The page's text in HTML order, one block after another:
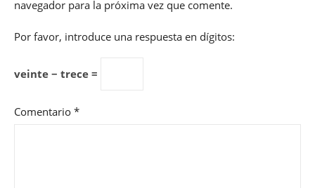
navegador para la próxima vez que comente.
Por favor, introduce una respuesta en dígitos:
veinte − trece =
Comentario *